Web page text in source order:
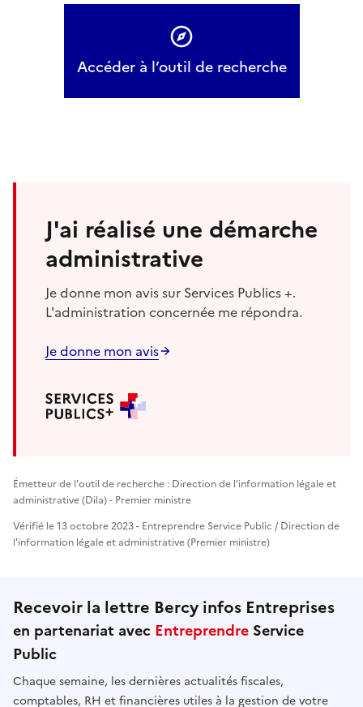
Accéder à l’outil de recherche
J'ai réalisé une démarche
administrative
Je donne mon avis sur Services Publics +.
L'administration concernée me répondra.
Je donne mon avis
Émetteur de l'outil de recherche : Direction de l'information légale et
administrative (Dila) - Premier ministre
Vérifié le 13 octobre 2023 - Entreprendre Service Public / Direction de
l'information légale et administrative (Premier ministre)
Recevoir la lettre Bercy infos Entreprises
en partenariat avec Entreprendre Service
Public
Chaque semaine, les dernières actualités fiscales,
comptables, RH et financières utiles à la gestion de votre